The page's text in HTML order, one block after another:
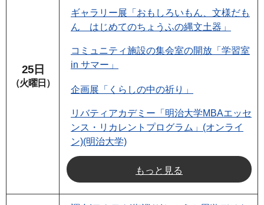
25日
（火曜日）
ギャラリー展「おもしろいもん、文様だも
ん はじめてのちょうふの縄文土器」
コミュニティ施設の集会室の開放「学習室
in サマー」
企画展「くらしの中の祈り」
リバティアカデミー「明治大学MBAエッセ
ンス・リカレントプログラム」(オンライ
ン)(明治大学)
もっと見る